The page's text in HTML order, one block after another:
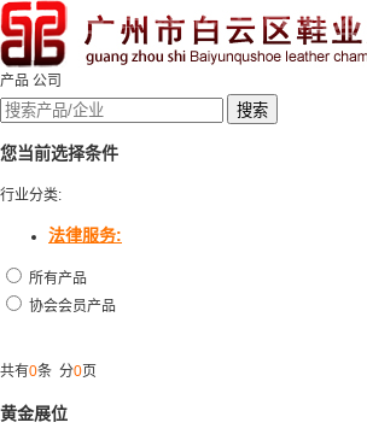
产品 公司
您当前选择条件
行业分类:
法律服务:
所有产品
协会会员产品
共有0条 分0页
黄金展位